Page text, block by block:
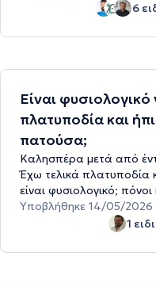
6
Είναι
πλατυποδία και
πατούσα;
Καλησπέρα μετά από
Έχω τελικά πλατυποδία
είναι φυσιολογικό; πόνοι
Υποβλήθηκε 14/05/2026
1